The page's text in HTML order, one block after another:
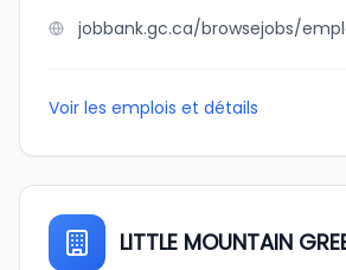
Voir les emplois et détails
LITTLE MOUNTAIN